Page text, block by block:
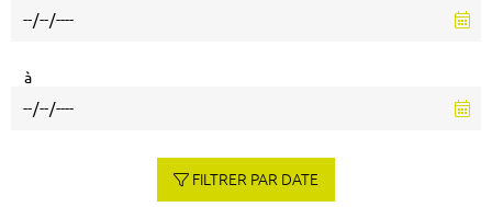
à
FILTRER PAR DATE